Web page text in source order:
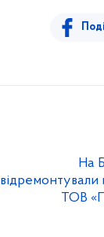
На
відремонтували
ТОВ